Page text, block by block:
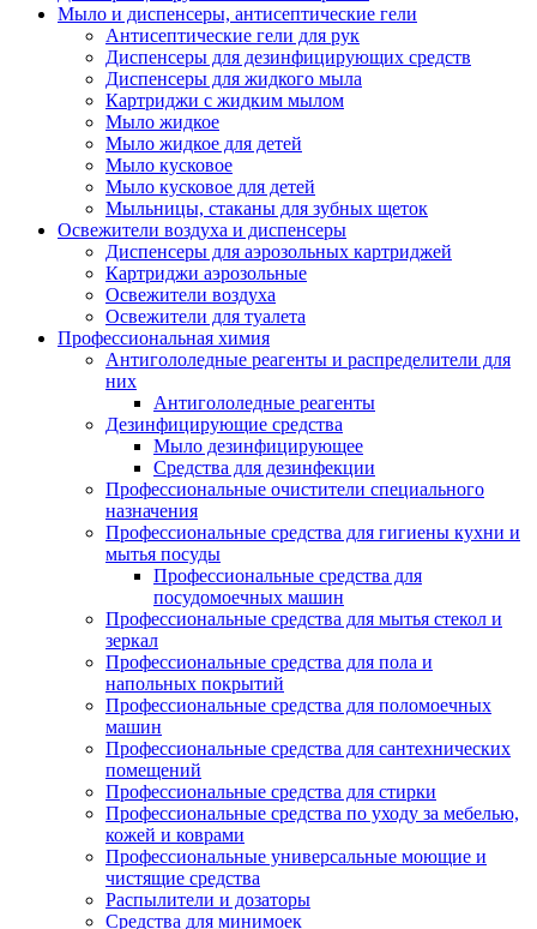
Мыло и диспенсеры, антисептические гели
Антисептические гели для рук
Диспенсеры для дезинфицирующих средств
Диспенсеры для жидкого мыла
Картриджи с жидким мылом
Мыло жидкое
Мыло жидкое для детей
Мыло кусковое
Мыло кусковое для детей
Мыльницы, стаканы для зубных щеток
Освежители воздуха и диспенсеры
Диспенсеры для аэрозольных картриджей
Картриджи аэрозольные
Освежители воздуха
Освежители для туалета
Профессиональная химия
Антигололедные реагенты и распределители для
них
Антигололедные реагенты
Дезинфицирующие средства
Мыло дезинфицирующее
Средства для дезинфекции
Профессиональные очистители специального
назначения
Профессиональные средства для гигиены кухни и
мытья посуды
Профессиональные средства для
посудомоечных машин
Профессиональные средства для мытья стекол и
зеркал
Профессиональные средства для пола и
напольных покрытий
Профессиональные средства для поломоечных
машин
Профессиональные средства для сантехнических
помещений
Профессиональные средства для стирки
Профессиональные средства по уходу за мебелью,
кожей и коврами
Профессиональные универсальные моющие и
чистящие средства
Распылители и дозаторы
Средства для минимоек